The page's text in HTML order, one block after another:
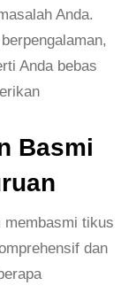
Anda.
Anda bebas
Basmi
membasmi tikus
dan